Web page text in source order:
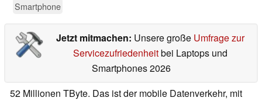
Smartphone
Jetzt mitmachen: Unsere große Umfrage zur
Servicezufriedenheitbei Laptops und
Smartphones 2026
52 Millionen TByte. Das ist der mobile Datenverkehr, mit